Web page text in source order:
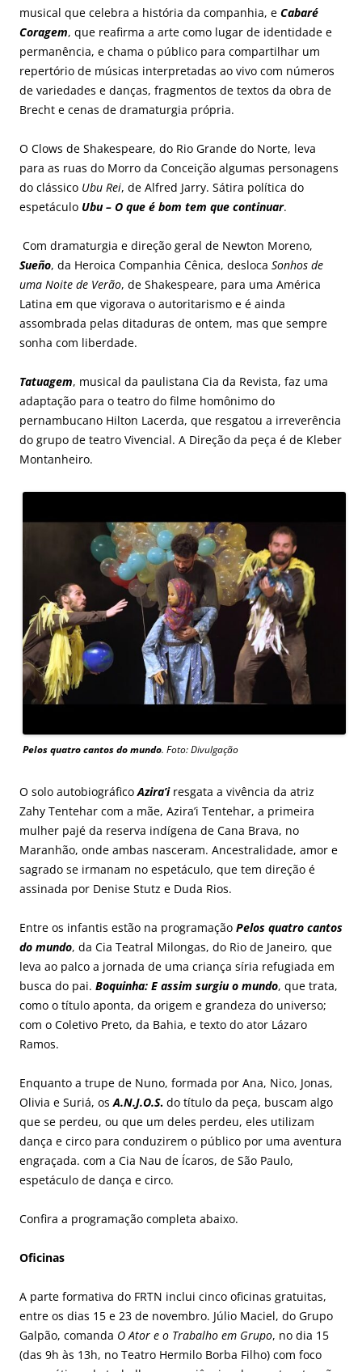
musical que celebra a história da companhia, e Cabaré
Coragem, que reafirma a arte como lugar de identidade e
permanência, e chama o público para compartilhar um
repertório de músicas interpretadas ao vivo com números
de variedades e danças, fragmentos de textos da obra de
Brecht e cenas de dramaturgia própria.
O Clows de Shakespeare, do Rio Grande do Norte, leva
para as ruas do Morro da Conceição algumas personagens
do clássico Ubu Rei, de Alfred Jarry. Sátira política do
espetáculo Ubu – O que é bom tem que continuar.
Com dramaturgia e direção geral de Newton Moreno,
Sueño, da Heroica Companhia Cênica, desloca Sonhos de
uma Noite de Verão, de Shakespeare, para uma América
Latina em que vigorava o autoritarismo e é ainda
assombrada pelas ditaduras de ontem, mas que sempre
sonha com liberdade.
Tatuagem, musical da paulistana Cia da Revista, faz uma
adaptação para o teatro do filme homônimo do
pernambucano Hilton Lacerda, que resgatou a irreverência
do grupo de teatro Vivencial. A Direção da peça é de Kleber
Montanheiro.
Pelos quatro cantos do mundo. Foto: Divulgação
O solo autobiográficoAzira’i resgata a vivência da atriz
Zahy Tentehar com a mãe, Azira’i Tentehar, a primeira
mulher pajé da reserva indígena de Cana Brava, no
Maranhão, onde ambas nasceram. Ancestralidade, amor e
sagrado se irmanam no espetáculo, que tem direção é
assinada por Denise Stutz e Duda Rios.
Entre os infantis estão na programação Pelos quatro cantos
do mundo, da Cia Teatral Milongas, do Rio de Janeiro, que
leva ao palco a jornada de uma criança síria refugiada em
busca do pai. Boquinha: E assim surgiu o mundo, que trata,
como o título aponta, da origem e grandeza do universo;
com o Coletivo Preto, da Bahia, e texto do ator Lázaro
Ramos.
Enquanto a trupe de Nuno, formada por Ana, Nico, Jonas,
Olivia e Suriá, osA.N.J.O.S. do título da peça, buscam algo
que se perdeu, ou que um deles perdeu, eles utilizam
dança e circo para conduzirem o público por uma aventura
engraçada. com a Cia Nau de Ícaros, de São Paulo,
espetáculo de dança e circo.
Confira a programação completa abaixo.
Oficinas
A parte formativa do FRTN inclui cinco oficinas gratuitas,
entre os dias 15 e 23 de novembro. Júlio Maciel, do Grupo
Galpão, comanda O Ator e o Trabalho em Grupo, no dia 15
(das 9h às 13h, no Teatro Hermilo Borba Filho) com foco